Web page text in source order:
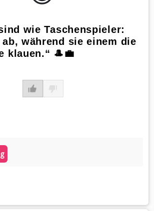
wie Taschenspieler:
während sie einem die
klauen.“ 🎩💼